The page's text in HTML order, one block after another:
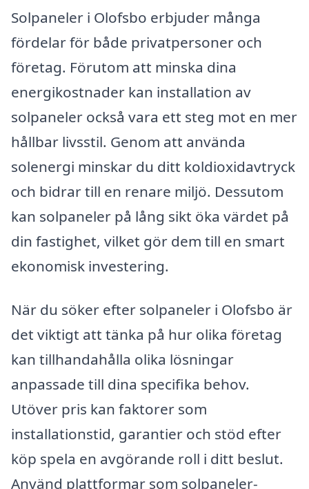
Solpaneler i Olofsbo erbjuder många
fördelar för både privatpersoner och
företag. Förutom att minska dina
energikostnader kan installation av
solpaneler också vara ett steg mot en mer
hållbar livsstil. Genom att använda
solenergi minskar du ditt koldioxidavtryck
och bidrar till en renare miljö. Dessutom
kan solpaneler på lång sikt öka värdet på
din fastighet, vilket gör dem till en smart
ekonomisk investering.
När du söker efter solpaneler i Olofsbo är
det viktigt att tänka på hur olika företag
kan tillhandahålla olika lösningar
anpassade till dina specifika behov.
Utöver pris kan faktorer som
installationstid, garantier och stöd efter
köp spela en avgörande roll i ditt beslut.
Använd plattformar som solpaneler-